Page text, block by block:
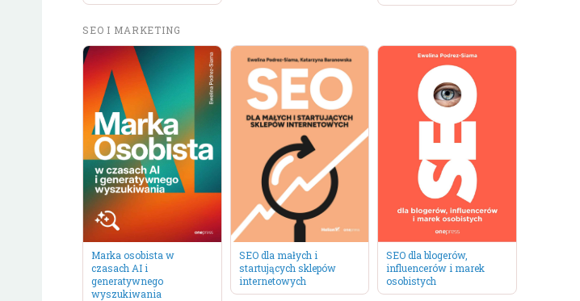
SEO I MARKETING
Marka osobista w
czasach AI i
generatywnego
wyszukiwania
SEO dla małych i
startujących sklepów
internetowych
SEO dla blogerów,
influencerów i marek
osobistych